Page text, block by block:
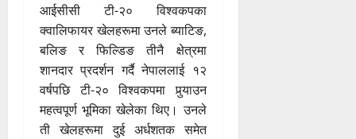
आईसीसी टी-२० विश्वकपका
क्वालिफायर खेलहरूमा उनले ब्याटिङ,
बलिङ र फिल्डिङ तीनै क्षेत्रमा
शानदार प्रदर्शन गर्दै नेपाललाई १२
वर्षपछि टी-२० विश्वकपमा पुर्‍याउन
महत्वपूर्ण भूमिका खेलेका थिए। उनले
ती खेलहरूमा दुई अर्धशतक समेत